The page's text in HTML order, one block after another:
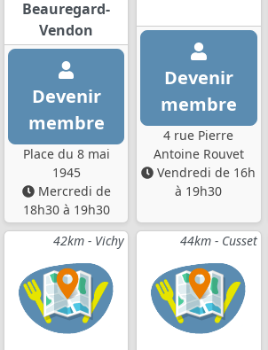
Beauregard-
Vendon
Devenir
membre
Place du 8 mai
1945
Mercredi de
18h30 à 19h30
Devenir
membre
4 rue Pierre
Antoine Rouvet
Vendredi de 16h
à 19h30
42km - Vichy 44km - Cusset